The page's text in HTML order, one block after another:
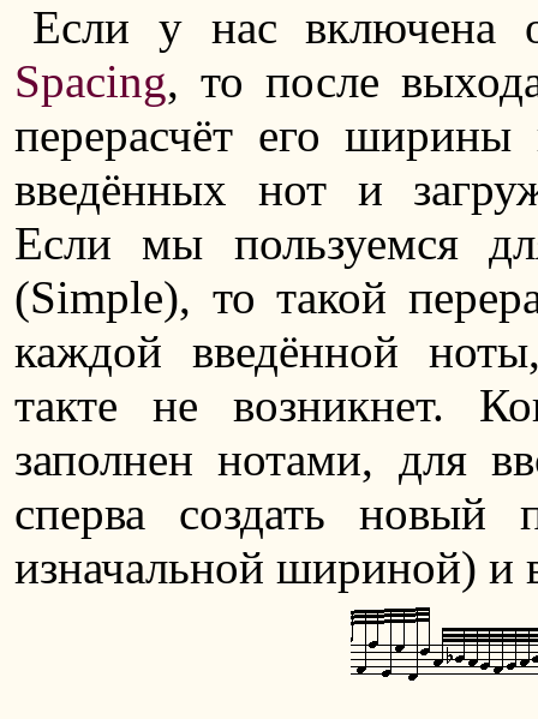
Если у нас включена
Spacing, то после
перерасчёт его ширины
введённых нот и
Если мы пользуемся
(Simple), то такой
каждой введённой
такте не возникнет.
заполнен нотами, для
сперва создать новый
изначальной шириной) и